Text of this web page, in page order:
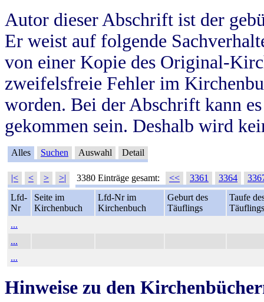
Autor dieser Abschrift ist der
Er weist auf folgende
von einer Kopie des Original-
zweifelsfreie Fehler im
worden. Bei der Abschrift kann
gekommen sein. Deshalb wird
Alles Suchen Auswahl Detail
|< < > >| 3380 Einträge gesamt: << 3361 3364
Lfd-
Nr
Seite im
Kirchenbuch
Lfd-Nr im
Kirchenbuch
Geburt des
Täuflings
Taufe
Täuflings
...
...
...
Hinweise zu den